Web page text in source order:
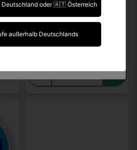
ZYN
- +
über 18 Jahre alt.
18 Jahre alt.
oder 🇦🇹 Österreich
außerhalb Deutschlands